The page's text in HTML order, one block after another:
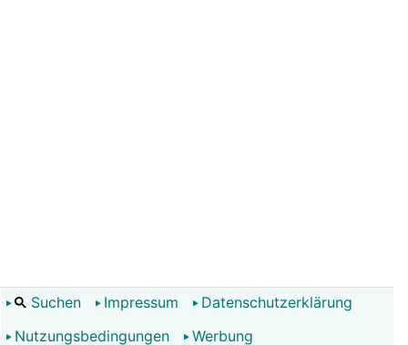
Suchen Impressum
Datenschutzerklärung
Nutzungsbedingungen
Werbung